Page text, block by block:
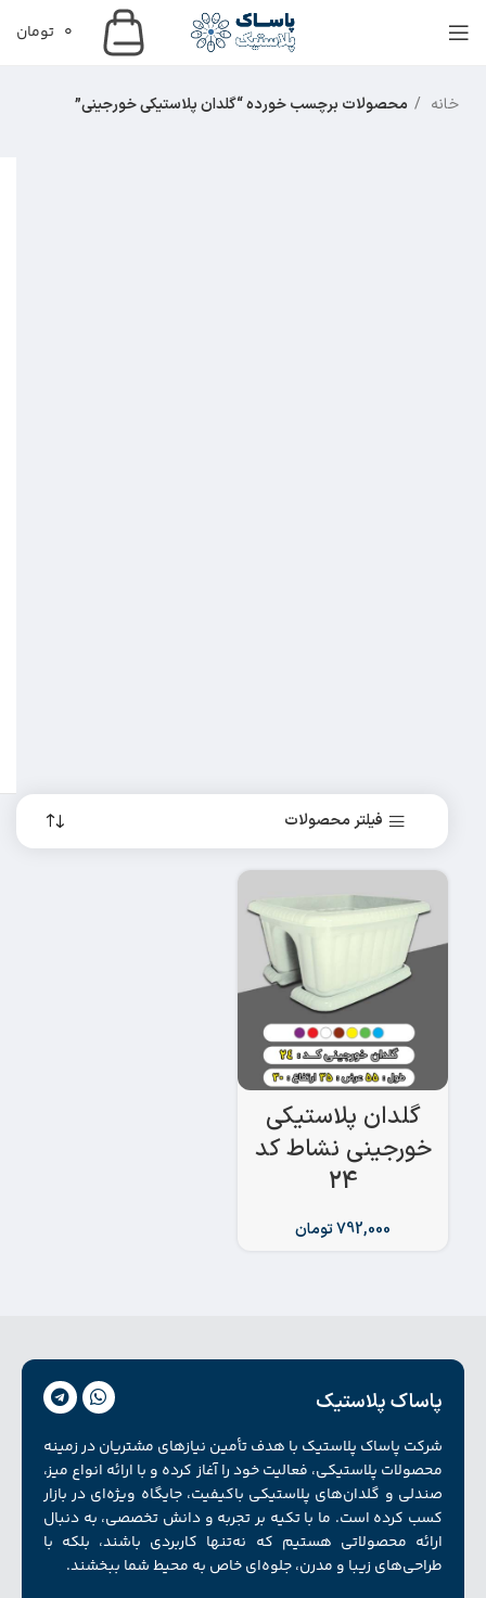
0 تومان
خانه محصولات برچسب خورده “گلدان پلاستیکی خورجینی”
فیلتر محصولات
گلدان پلاستیکی
خورجینی نشاط کد
24
792,000تومان
پاساک پلاستیک
شرکت پاساک پلاستیک با هدف تأمین نیازهای مشتریان در زمینه
محصولات پلاستیکی، فعالیت خود را آغاز کرده و با ارائه انواع میز،
صندلی و گلدان‌های پلاستیکی باکیفیت، جایگاه ویژه‌ای در بازار
کسب کرده است. ما با تکیه بر تجربه و دانش تخصصی، به دنبال
ارائه محصولاتی هستیم که نه‌تنها کاربردی باشند، بلکه با
طراحی‌های زیبا و مدرن، جلوه‌ای خاص به محیط شما ببخشند.